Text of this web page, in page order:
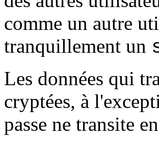
comme un autre
tranquillement un
Les données qui
cryptées, à
passe ne transite